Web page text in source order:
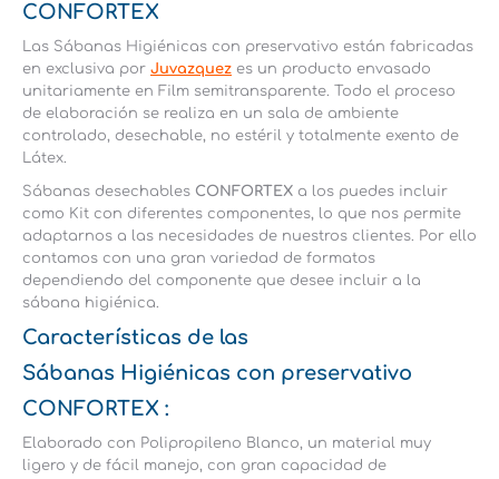
CONFORTEX
Las Sábanas Higiénicas con preservativo están fabricadas
en exclusiva por Juvazquez es un producto envasado
unitariamente en Film semitransparente. Todo el proceso
de elaboración se realiza en un sala de ambiente
controlado, desechable, no estéril y totalmente exento de
Látex.
Sábanas desechables CONFORTEX a los puedes incluir
como Kit con diferentes componentes, lo que nos permite
adaptarnos a las necesidades de nuestros clientes. Por ello
contamos con una gran variedad de formatos
dependiendo del componente que desee incluir a la
sábana higiénica.
Características de las
Sábanas Higiénicas con preservativo
CONFORTEX :
Elaborado con Polipropileno Blanco, un material muy
ligero y de fácil manejo, con gran capacidad de